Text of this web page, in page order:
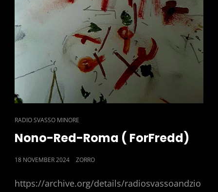
CAT
LINKS
RADIO SVASSO MINORE
Nono-Red-Roma ( ForFredd)
POSTED
18 NOVEMBER 2024 ZORRO
https://archive.org/details/radiosvassoandzio